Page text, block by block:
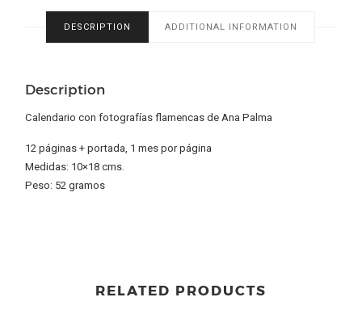
DESCRIPTION ADDITIONAL INFORMATION
Description
Calendario con fotografías flamencas de Ana Palma
12 páginas + portada, 1 mes por página
Medidas: 10×18 cms.
Peso: 52 gramos
RELATED PRODUCTS